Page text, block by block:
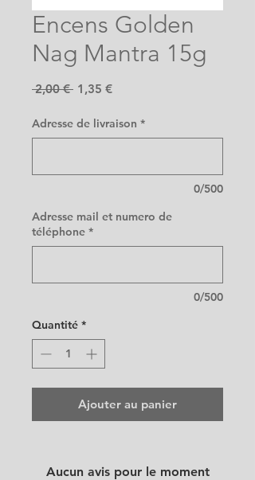
Encens Golden
Nag Mantra 15g
2,00 € Prix
1,35 €Prix
Adresse de livraison *
0/500
Adresse mail et numero de
téléphone *
0/500
Quantité *
Ajouter au panier
Aucun avis pour le moment